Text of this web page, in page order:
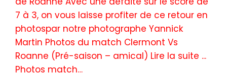
7 à 3, on vous laisse profiter de ce retour en
photospar notre photographe Yannick
Martin Photos du match Clermont Vs
Roanne (Pré-saison – amical) Lire la suite ...
Photos match…